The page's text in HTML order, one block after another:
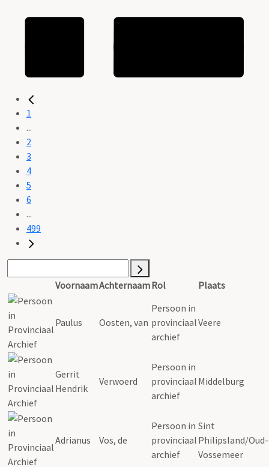
1
...
2
3
4
5
6
...
499
VoornaamAchternaamRol Plaats
Paulus Oosten, van
Persoon in
provinciaal
archief
Veere
Gerrit
Hendrik
Verwoerd
Persoon in
provinciaal
archief
Middelburg
Adrianus Vos, de
Persoon in
provinciaal
archief
Sint
Philipsland/Oud-
Vossemeer